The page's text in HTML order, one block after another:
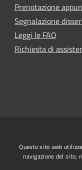
Prenotazione
Segnalazione
Leggi le FAQ
Richiesta di
Questo sito web
navigazione del sito,